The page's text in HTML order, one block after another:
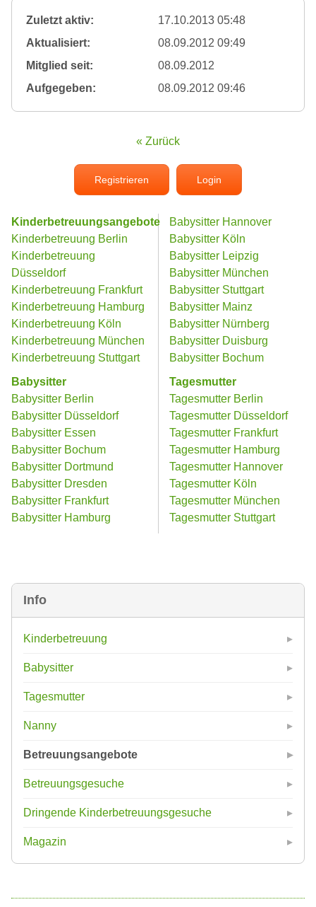
Info
Kinderbetreuung
Babysitter
Tagesmutter
Nanny
Betreuungsangebote
Betreuungsgesuche
Dringende Kinderbetreuungsgesuche
Magazin
Zuletzt aktiv:
17.10.2013 05:48
Aktualisiert:
08.09.2012 09:49
Mitglied seit:
08.09.2012
Aufgegeben:
08.09.2012 09:46
« Zurück
Registrieren Login
Kinderbetreuungsangebote
Kinderbetreuung Berlin
Kinderbetreuung
Düsseldorf
Kinderbetreuung Frankfurt
Kinderbetreuung Hamburg
Kinderbetreuung Köln
Kinderbetreuung München
Kinderbetreuung Stuttgart
Babysitter
Babysitter Berlin
Babysitter Düsseldorf
Babysitter Essen
Babysitter Bochum
Babysitter Dortmund
Babysitter Dresden
Babysitter Frankfurt
Babysitter Hamburg
Babysitter Hannover
Babysitter Köln
Babysitter Leipzig
Babysitter München
Babysitter Stuttgart
Babysitter Mainz
Babysitter Nürnberg
Babysitter Duisburg
Babysitter Bochum
Tagesmutter
Tagesmutter Berlin
Tagesmutter Düsseldorf
Tagesmutter Frankfurt
Tagesmutter Hamburg
Tagesmutter Hannover
Tagesmutter Köln
Tagesmutter München
Tagesmutter Stuttgart